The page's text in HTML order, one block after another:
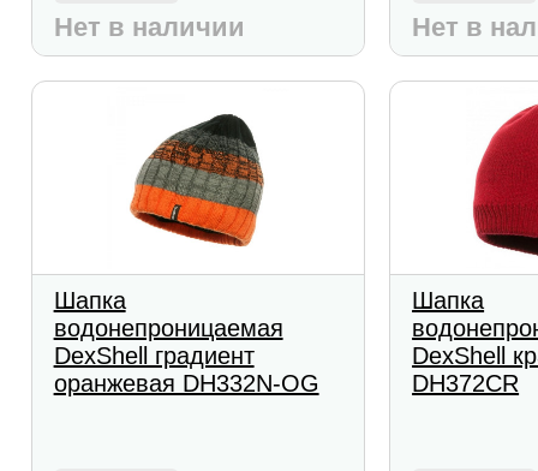
Нет в наличии Нет в
Шапка
водонепроницаемая
DexShell градиент
оранжевая DH332N-OG
Шапка
DexShell
DH372CR